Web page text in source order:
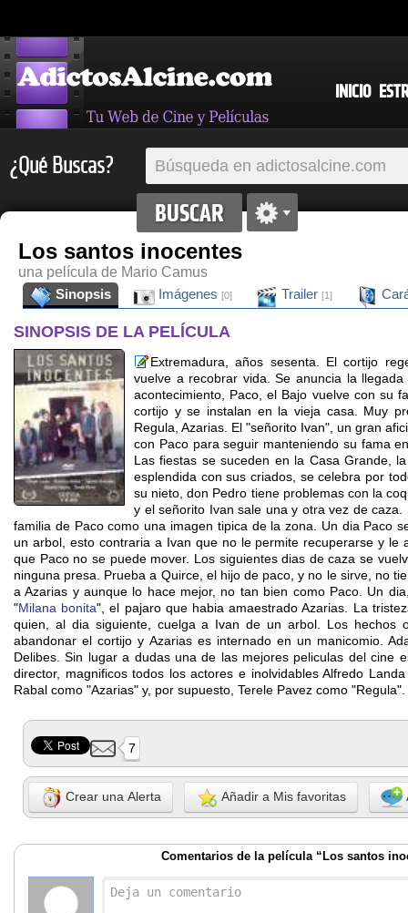
INICIO
¿Qué Buscas?
Los santos inocentes
una película de Mario Camus
Sinopsis
Imágenes [0] Trailer [1]
SINOPSIS DE LA PELÍCULA
Extremadura, años sesenta. El cortijo
vuelve a recobrar vida. Se anuncia la
acontecimiento, Paco, el Bajo vuelve con su
cortijo y se instalan en la vieja casa. Muy
Regula, Azarias. El "señorito Ivan", un gran
con Paco para seguir manteniendo su fama
Las fiestas se suceden en la Casa Grande,
esplendida con sus criados, se celebra por
su nieto, don Pedro tiene problemas con la
y el señorito Ivan sale una y otra vez de
familia de Paco como una imagen tipica de la zona. Un dia Paco
un arbol, esto contraria a Ivan que no le permite recuperarse y le
que Paco no se puede mover. Los siguientes dias de caza se
ninguna presa. Prueba a Quirce, el hijo de paco, y no le sirve, no
a Azarias y aunque lo hace mejor, no tan bien como Paco. Un
"Milana bonita", el pajaro que habia amaestrado Azarias. La
quien, al dia siguiente, cuelga a Ivan de un arbol. Los hechos
abandonar el cortijo y Azarias es internado en un manicomio.
Delibes. Sin lugar a dudas una de las mejores peliculas del cine
director, magnificos todos los actores e inolvidables Alfredo
Rabal como "Azarias" y, por supuesto, Terele Pavez como "Regula".
7
Crear una Alerta Añadir a Mis favoritas
Comentarios de la película “Los santos